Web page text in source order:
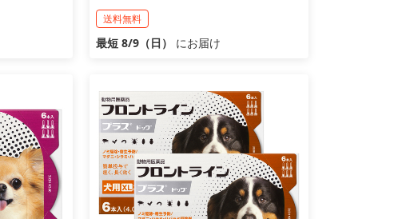
送料無料
最短 8/9（日） にお届け